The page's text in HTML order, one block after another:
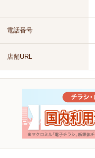
電話番号
店舗URL